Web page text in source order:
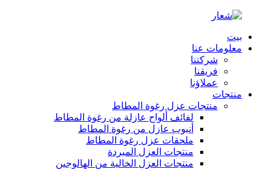
بيت
معلومات عنا
شركتنا
فريقنا
عملاؤنا
منتجات
منتجات عزل رغوة المطاط
لفائف ألواح عازلة من رغوة المطاط
أنبوب عازل من رغوة المطاط
ملحقات عزل رغوة المطاط
منتجات العزل المبردة
منتجات العزل الخالية من الهالوجين